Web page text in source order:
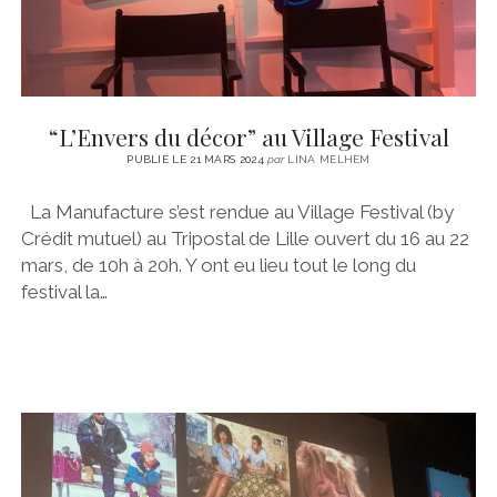
“L’Envers du décor” au Village Festival
PUBLIÉ LE 21 MARS 2024parLINA MELHEM
La Manufacture s’est rendue au Village Festival (by
Crédit mutuel) au Tripostal de Lille ouvert du 16 au 22
mars, de 10h à 20h. Y ont eu lieu tout le long du
festival la…